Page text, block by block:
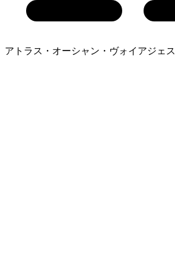
アトラス・オーシャン・ヴォイアジェス